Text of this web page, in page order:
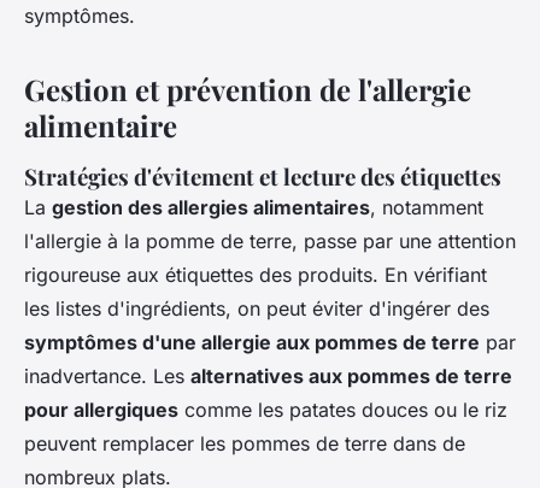
symptômes.
Gestion et prévention de l'allergie
alimentaire
Stratégies d'évitement et lecture des étiquettes
La gestion des allergies alimentaires, notamment
l'allergie à la pomme de terre, passe par une attention
rigoureuse aux étiquettes des produits. En vérifiant
les listes d'ingrédients, on peut éviter d'ingérer des
symptômes d'une allergie aux pommes de terre par
inadvertance. Les alternatives aux pommes de terre
pour allergiques comme les patates douces ou le riz
peuvent remplacer les pommes de terre dans de
nombreux plats.